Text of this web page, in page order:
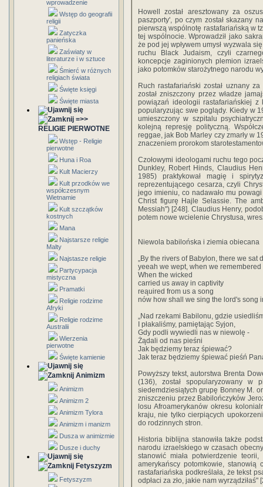
wprowadzenie
Wstęp do geografii
religii
Zatyczka
panieńska
Zaświaty w
literaturze i w sztuce
Śmierć w różnych
religiach świata
Święte księgi
Święte miasta
=>>
RELIGIE PIERWOTNE
Wstęp - Religie
pierwotne
Huna i Roa
Kult Macierzy
Kult przodków we
współczesnym
Wietnamie
Kult szczątków
kostnych
Mana
Najstarsze religie
Malty
Najstasze religie
Partycypacja
mistyczna
Pramatki
Religie rodzime
Afryki
Religie rodzime
Australii
Wierzenia
pierwotne
Święte kamienie
Animizm
Animizm
Animizm 2
Animizm Tylora
Animizm i manizm
Dusza w animizmie
Dusze i duchy
Fetyszyzm
Fetyszyzm
Howell został aresztowany za
paszporty', po czym został skazany
pierwszą wspólnotę rastafariańską w
tej wspólnocie. Wprowadził jako
że pod jej wpływem umysł wyzwala
ruchu Black Judaism, czyli
koncepcje zaginionych plemion
jako potomków starożytnego narodu
Ruch rastafariański został uznany
został zniszczony przez władze
powiązań ideologii rastafariańskiej z
popularyzując swe poglądy. Kiedy w
umieszczony w szpitalu
kolejną represję polityczną.
reggae, jak Bob Marley czy zmarły w
znaczeniem prorokom
Czołowymi ideologami ruchu tego
Dunkley, Robert Hinds, Claudius
1985) praktykował magię i
reprezentującego cesarza, czyli
jego imieniu, co nadawało mu
Christ figurę Hajle Selassie. The
Messiah") [248]. Claudius Henry,
potem nowe wcielenie Chrystusa,
Niewola babilońska i ziemia obiecana
„By the rivers of Babylon, there we sat
yeeah we wept, when we remembered
When the wicked
carried us away in captivity
reąuired from us a song
nów how shall we sing the lord's song
„Nad rzekami Babilonu, gdzie
I płakaliśmy, pamiętając Syjon,
Gdy podli wywiedli nas w niewolę -
Żądali od nas pieśni
Jak będziemy teraz śpiewać?
Jak teraz będziemy śpiewać pieśń
Powyższy tekst, autorstwa Brenta
(136), został spopularyzowany w
siedemdziesiątych grupę Bonney M.
zniszczeniu przez Babilończyków
losu Afroamerykanów okresu
kraju, nie tylko cierpiących
do rodzinnych stron.
Historia biblijna stanowiła także
narodu izraelskiego w czasach
stanowić miała potwierdzenie
amerykańscy potomkowie, stanowią
rastafariańska podkreślała, że tekst
odpłaci za zło, jakie nam wyrządziłaś"